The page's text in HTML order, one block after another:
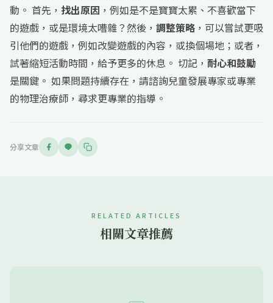
動。 首先， 找出原因 ，例如是不是寶寶太累、不喜歡當下
的遊戲，或是環境太嘈雜？然後， 調整策略 ，可以嘗試更吸
引他們的遊戲，例如改變遊戲的內容，或換個場地；或者，
試著縮短活動時間，給予更多的休息。 切記， 耐心和鼓勵
是關鍵。 如果問題持續存在，請諮詢兒童發展專家或專業
的物理治療師，尋求更專業的指導。
分享文章
RELATED ARTICLES
相關文章推薦